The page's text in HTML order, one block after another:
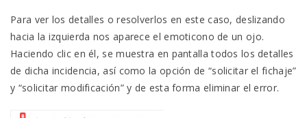
Para ver los detalles o resolverlos en este caso, deslizando
hacia la izquierda nos aparece el emoticono de un ojo.
Haciendo clic en él, se muestra en pantalla todos los detalles
de dicha incidencia, así como la opción de “solicitar el fichaje”
y “solicitar modificación” y de esta forma eliminar el error.